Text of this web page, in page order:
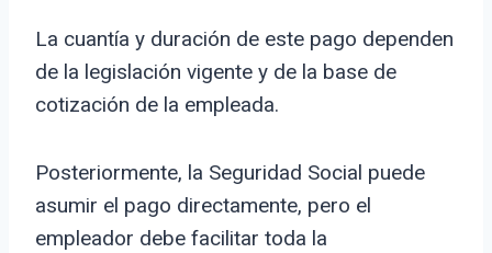
La cuantía y duración de este pago dependen
de la legislación vigente y de la base de
cotización de la empleada.
Posteriormente, la Seguridad Social puede
asumir el pago directamente, pero el
empleador debe facilitar toda la